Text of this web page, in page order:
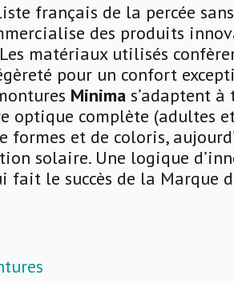
français de la percée
des produits
matériaux utilisés
pour un confort
Minimas’adaptent à
optique complète (adultes
formes et de coloris,
solaire. Une logique
fait le succès de la Marque